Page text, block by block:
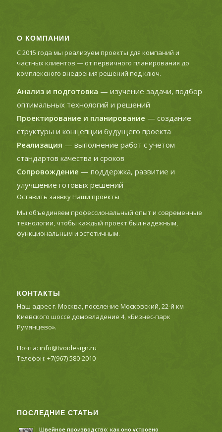
О КОМПАНИИ
С 2015 года мы реализуем проекты для компаний и
частных клиентов — от первичного планирования до
комплексного внедрения решений под ключ.
Анализ и подготовка — изучение задачи, подбор
оптимальных технологий и решений
Проектирование и планирование — создание
структуры и концепции будущего проекта
Реализация — выполнение работ с учётом
стандартов качества и сроков
Сопровождение — поддержка, развитие и
улучшение готовых решений
Оставить заявкуНаши проекты
Мы объединяем профессиональный опыт и современные
технологии, чтобы каждый проект был надежным,
функциональным и эстетичным.
КОНТАКТЫ
Наш адрес г. Москва, поселение Московский, 22-й км
Киевского шоссе домовладение 4, «Бизнес-парк
Румянцево».
Почта: info@tvoidesign.ru
Телефон: +7(967) 580-2010
ПОСЛЕДНИЕ СТАТЬИ
Швейное производство: как оно устроено